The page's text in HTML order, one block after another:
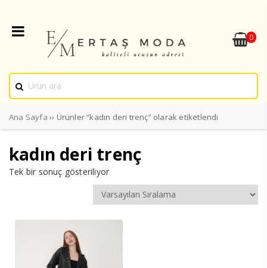
0
Ana Sayfa ›› Ürünler “kadın deri trenç” olarak etiketlendi
kadın deri trenç
Tek bir sonuç gösteriliyor